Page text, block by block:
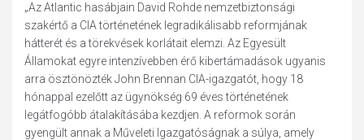
„Az Atlantic hasábjain David Rohde nemzetbiztonsági
szakértő a CIA történetének legradikálisabb reformjának
hátterét és a törekvések korlátait elemzi. Az Egyesült
Államokat egyre intenzívebben érő kibertámadások ugyanis
arra ösztönözték John Brennan CIA-igazgatót, hogy 18
hónappal ezelőtt az ügynökség 69 éves történetének
legátfogóbb átalakításába kezdjen. A reformok során
gyengült annak a Műveleti Igazgatóságnak a súlya, amely